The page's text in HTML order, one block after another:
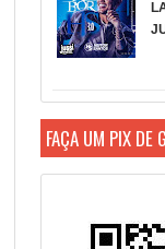
FAÇA UM PIX DE